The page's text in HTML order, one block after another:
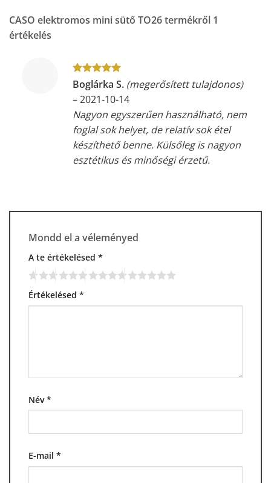
CASO elektromos mini sütő TO26termékről 1
értékelés
Értékelés: 5
/ 5
Boglárka S. (megerősített tulajdonos)
–2021-10-14
Nagyon egyszerűen használható, nem
foglal sok helyet, de relatív sok étel
készíthető benne. Külsőleg is nagyon
esztétikus és minőségi érzetű.
Mondd el a véleményed
A te értékelésed *
Értékelésed *
Név*
E-mail *